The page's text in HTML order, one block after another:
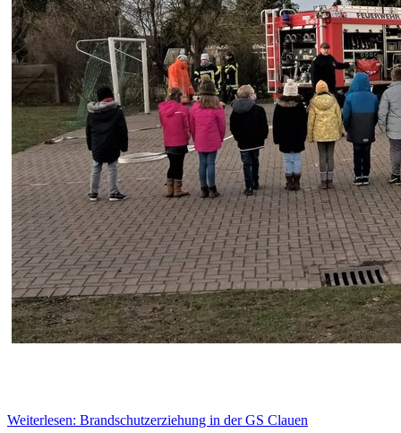
Weiterlesen: Brandschutzerziehung in der GS Clauen